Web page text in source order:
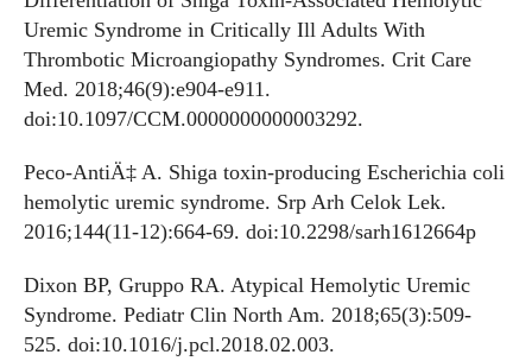
Uremic Syndrome in Critically Ill Adults With
Thrombotic Microangiopathy Syndromes. Crit Care
Med. 2018;46(9):e904-e911.
doi:10.1097/CCM.0000000000003292.
Peco-AntiÄ‡ A. Shiga toxin-producing Escherichia coli
hemolytic uremic syndrome. Srp Arh Celok Lek.
2016;144(11-12):664-69. doi:10.2298/sarh1612664p
Dixon BP, Gruppo RA. Atypical Hemolytic Uremic
Syndrome. Pediatr Clin North Am. 2018;65(3):509-
525. doi:10.1016/j.pcl.2018.02.003.